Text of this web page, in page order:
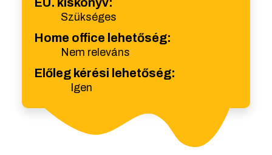
Szükséges
Home office lehetőség:
Nem releváns
Előleg kérési lehetőség:
Igen